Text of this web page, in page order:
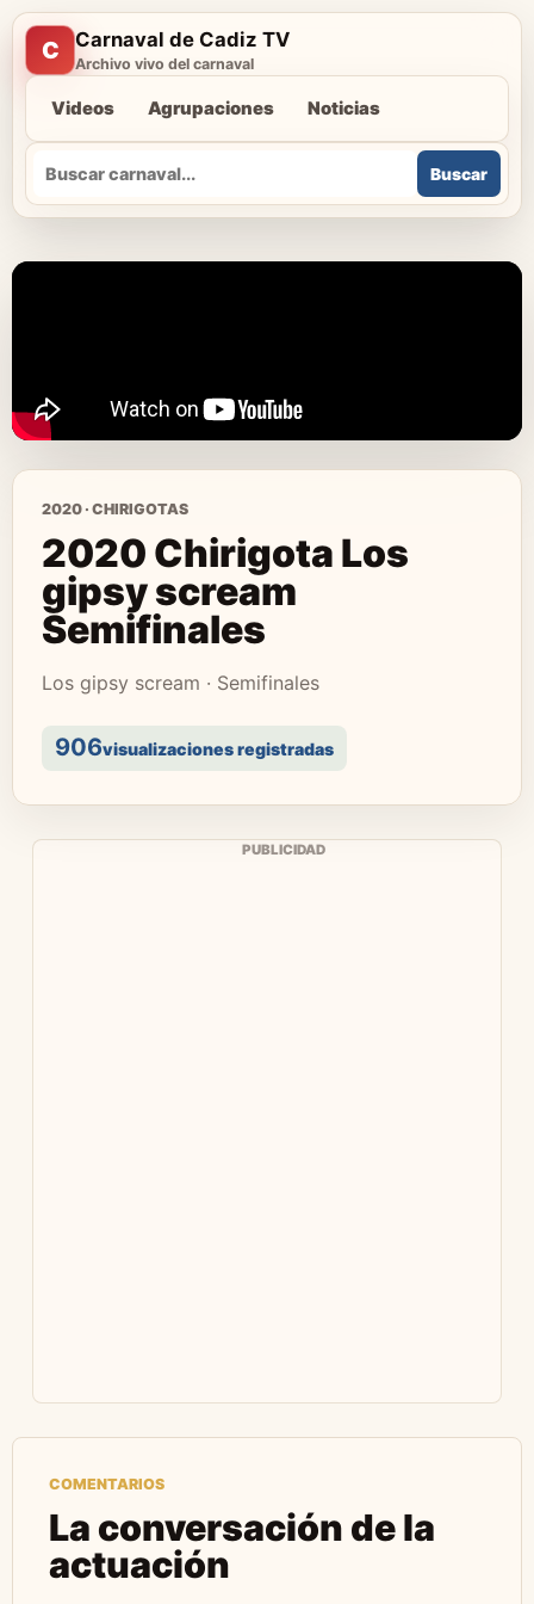
C Carnaval de Cadiz TV
Archivo vivo del carnaval
Videos Agrupaciones Noticias
Buscar
Buscar
2020 · CHIRIGOTAS
2020 Chirigota Los
gipsy scream
Semifinales
Los gipsy scream · Semifinales
906visualizaciones registradas
PUBLICIDAD
COMENTARIOS
La conversación de la
actuación